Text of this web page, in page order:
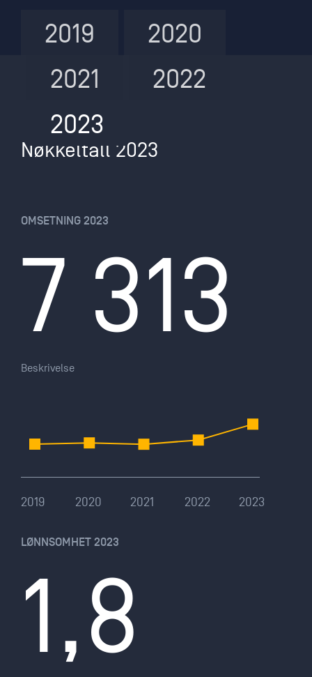
2019
2020
2021
2022
2023
Nøkkeltall 2023
OMSETNING 2023
7 335
Beskrivelse
2019 2020 2021 2022 2023
LØNNSOMHET 2023
1,8